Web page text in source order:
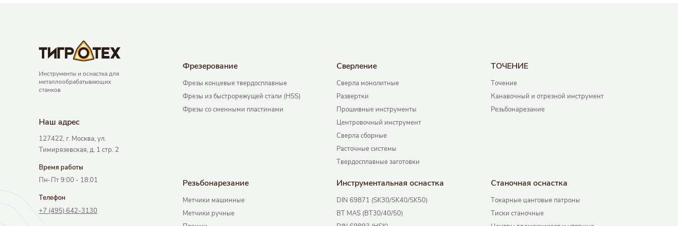
Инструменты и оснастка для
металлообрабатывающих
станков
Наш адрec
127422, г. Москва, ул.
Тимирязевская, д. 1 стр. 2
Время работы
Пн-Пт 9:00 - 18:01
Телефон
+7 (495) 642-3130
Фрезерование
Фрезы концевые твердосплавные
Фрезы из быстрорежущей стали (HSS)
Фрезы со сменными пластинами
Сверление
Сверла монолитные
Развертки
Прошивные инструменты
Центровочный инструмент
Сверла сборные
Расточные системы
Твердосплавные заготовки
ТОЧЕНИЕ
Точение
Канавочный и отрезной инструмент
Резьбонарезание
Резьбонарезание
Метчики машинные
Метчики ручные
Инструментальная оснаcтка
DIN 69871 (SK30/SK40/SK50)
BT MAS (BT30/40/50)
Станочная оснастка
Токарные цанговые патроны
Тиски станочные